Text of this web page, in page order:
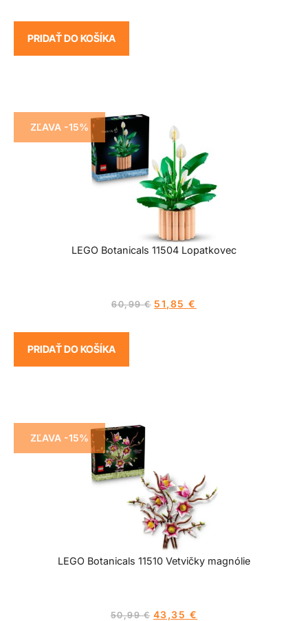
PRIDAŤ DO KOŠÍKA
ZĽAVA -15%
LEGO Botanicals 11504 Lopatkovec
60,99€ 51,85€
PRIDAŤ DO KOŠÍKA
ZĽAVA -15%
LEGO Botanicals 11510 Vetvičky magnólie
50,99€ 43,35 €